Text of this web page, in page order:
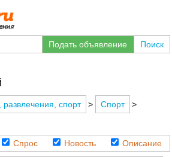
Подать объявление
Поиск
спорт > Спорт
>
Спрос Новость Описание